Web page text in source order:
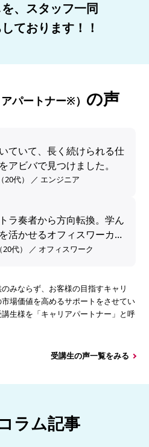
、スタッフ一同
ております！！
パートナー※） の声
ていて、長く続けられる仕
アビバで見つけました。
20代） ／ エンジニア
ラ奏者から方向転換。学ん
活かせるオフィスワーカー
20代） ／ オフィスワーク
みならず、お客様の目指すキャリ
場価値を高めるサポートをさせてい
生様を「キャリアパートナー」と呼
受講生の声一覧をみる
ラム記事